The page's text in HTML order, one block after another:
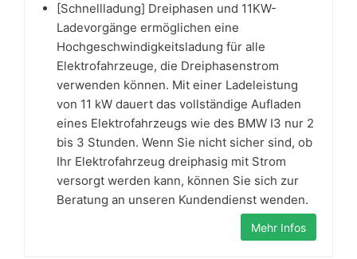
[Schnellladung] Dreiphasen und 11KW-
Ladevorgänge ermöglichen eine
Hochgeschwindigkeitsladung für alle
Elektrofahrzeuge, die Dreiphasenstrom
verwenden können. Mit einer Ladeleistung
von 11 kW dauert das vollständige Aufladen
eines Elektrofahrzeugs wie des BMW I3 nur 2
bis 3 Stunden. Wenn Sie nicht sicher sind, ob
Ihr Elektrofahrzeug dreiphasig mit Strom
versorgt werden kann, können Sie sich zur
Beratung an unseren Kundendienst wenden.
Mehr Infos